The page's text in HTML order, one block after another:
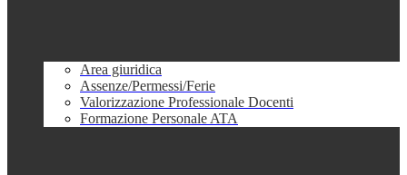
Area giuridica
Assenze/Permessi/Ferie
Valorizzazione Professionale Docenti
Formazione Personale ATA